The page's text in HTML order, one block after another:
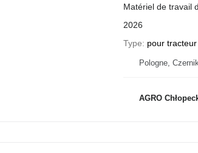
Matériel de travail
2026
Type
pour tracteur
Pologne,
AGRO